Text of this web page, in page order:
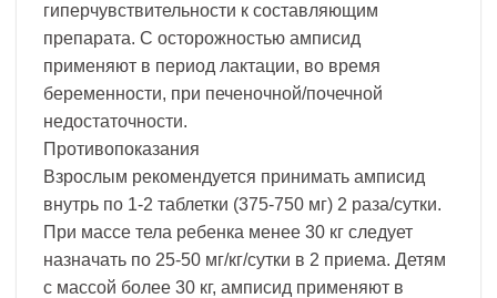
гиперчувствительности к составляющим
препарата. С осторожностью амписид
применяют в период лактации, во время
беременности, при печеночной/почечной
недостаточности.
Противопоказания
Взрослым рекомендуется принимать амписид
внутрь по 1-2 таблетки (375-750 мг) 2 раза/сутки.
При массе тела ребенка менее 30 кг следует
назначать по 25-50 мг/кг/сутки в 2 приема. Детям
с массой более 30 кг, амписид применяют в